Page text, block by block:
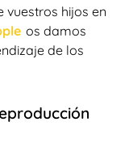
vuestros hijos en
os damos
de los